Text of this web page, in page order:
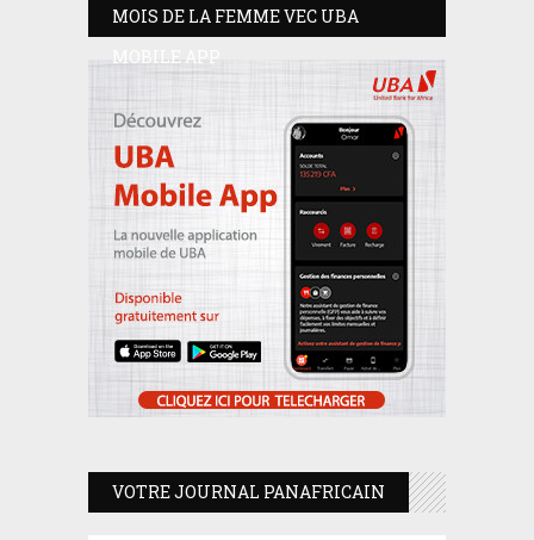
MOIS DE LA FEMME VEC UBA
MOBILE APP
VOTRE JOURNAL PANAFRICAIN